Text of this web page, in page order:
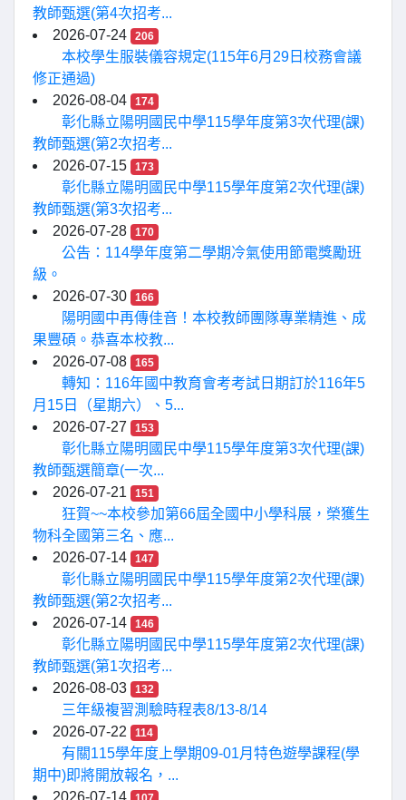
教師甄選(第4次招考...
2026-07-24
206
本校學生服裝儀容規定(115年6月29日校務會議
修正通過)
2026-08-04
174
彰化縣立陽明國民中學115學年度第3次代理(課)
教師甄選(第2次招考...
2026-07-15
173
彰化縣立陽明國民中學115學年度第2次代理(課)
教師甄選(第3次招考...
2026-07-28
170
公告：114學年度第二學期冷氣使用節電獎勵班
級。
2026-07-30
166
陽明國中再傳佳音！本校教師團隊專業精進、成
果豐碩。恭喜本校教...
2026-07-08
165
轉知：116年國中教育會考考試日期訂於116年5
月15日（星期六）、5...
2026-07-27
153
彰化縣立陽明國民中學115學年度第3次代理(課)
教師甄選簡章(一次...
2026-07-21
151
狂賀~~本校參加第66屆全國中小學科展，榮獲生
物科全國第三名、應...
2026-07-14
147
彰化縣立陽明國民中學115學年度第2次代理(課)
教師甄選(第2次招考...
2026-07-14
146
彰化縣立陽明國民中學115學年度第2次代理(課)
教師甄選(第1次招考...
2026-08-03
132
三年級複習測驗時程表8/13-8/14
2026-07-22
114
有關115學年度上學期09-01月特色遊學課程(學
期中)即將開放報名，...
2026-07-14